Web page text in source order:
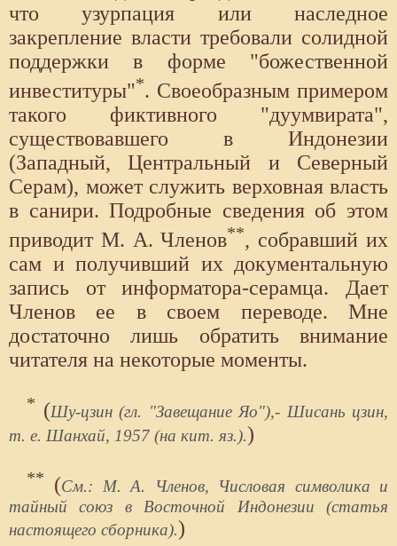
что узурпация или наследное
закрепление власти требовали солидной
поддержки в форме "божественной
инвеституры"*. Своеобразным примером
такого фиктивного "дуумвирата",
существовавшего в Индонезии
(Западный, Центральный и Северный
Серам), может служить верховная власть
в санири. Подробные сведения об этом
приводит М. А. Членов**, собравший их
сам и получивший их документальную
запись от информатора-серамца. Дает
Членов ее в своем переводе. Мне
достаточно лишь обратить внимание
читателя на некоторые моменты.
* (Шу-цзин (гл. "Завещание Яо"),- Шисань цзин,
т. е. Шанхай, 1957 (на кит. яз.).)
** (См.: М. А. Членов, Числовая символика и
тайный союз в Восточной Индонезии (статья
настоящего сборника).)